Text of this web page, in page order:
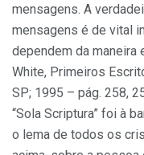
mensagens. A
mensagens é de vital
dependem da maneira
White, Primeiros
SP; 1995 – pág. 258,
“Sola Scriptura” foi à
o lema de todos os